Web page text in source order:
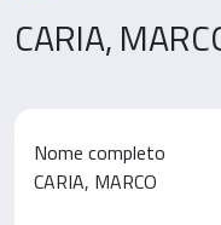
CARIA,
Nome completo
CARIA, MARCO